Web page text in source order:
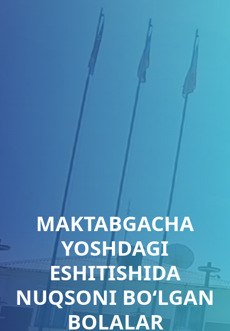
MAKTABGACHA
YOSHDAGI
ESHITISHIDA
NUQSONI BO‘LGAN
BOLALAR